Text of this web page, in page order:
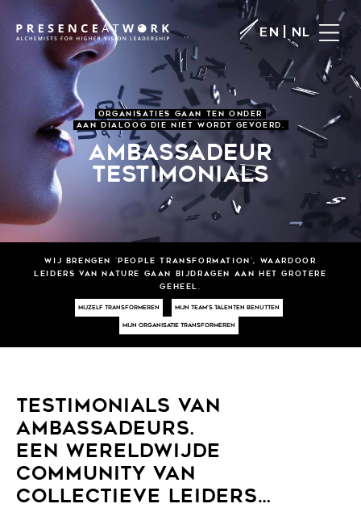
EN NL
ORGANISATIES GAAN TEN ONDER
AAN DIALOOG DIE NIET WORDT GEVOERD.
AMBASSADEUR
TESTIMONIALS
Wij BRENGEN 'PEOPLE TRANSFORMATION', WAARDOOR
LEIDERS VAN NATURE GAAN BIJDRAGEN AAN HET GROTERE
GEHEEL.
MIJZELF TRANSFORMEREN MIJN TEAM'S TALENTEN BENUTTEN
MIJN ORGANISATIE TRANSFORMEREN
TESTIMONIALS VAN
AMBASSADEURS.
EEN WERELDWIJDE
COMMUNITY VAN
COLLECTIEVE LEIDERS…